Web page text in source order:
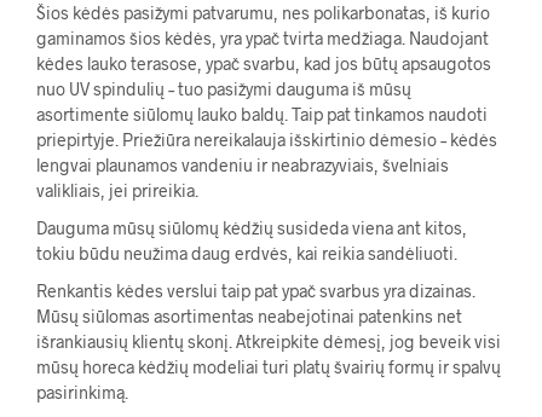
Šios kėdės pasižymi patvarumu, nes polikarbonatas, iš kurio
gaminamos šios kėdės, yra ypač tvirta medžiaga. Naudojant
kėdes lauko terasose, ypač svarbu, kad jos būtų apsaugotos
nuo UV spindulių – tuo pasižymi dauguma iš mūsų
asortimente siūlomų lauko baldų. Taip pat tinkamos naudoti
priepirtyje. Priežiūra nereikalauja išskirtinio dėmesio – kėdės
lengvai plaunamos vandeniu ir neabrazyviais, švelniais
valikliais, jei prireikia.
Dauguma mūsų siūlomų kėdžių susideda viena ant kitos,
tokiu būdu neužima daug erdvės, kai reikia sandėliuoti.
Renkantis kėdes verslui taip pat ypač svarbus yra dizainas.
Mūsų siūlomas asortimentas neabejotinai patenkins net
išrankiausių klientų skonį. Atkreipkite dėmesį, jog beveik visi
mūsų horeca kėdžių modeliai turi platų švairių formų ir spalvų
pasirinkimą.